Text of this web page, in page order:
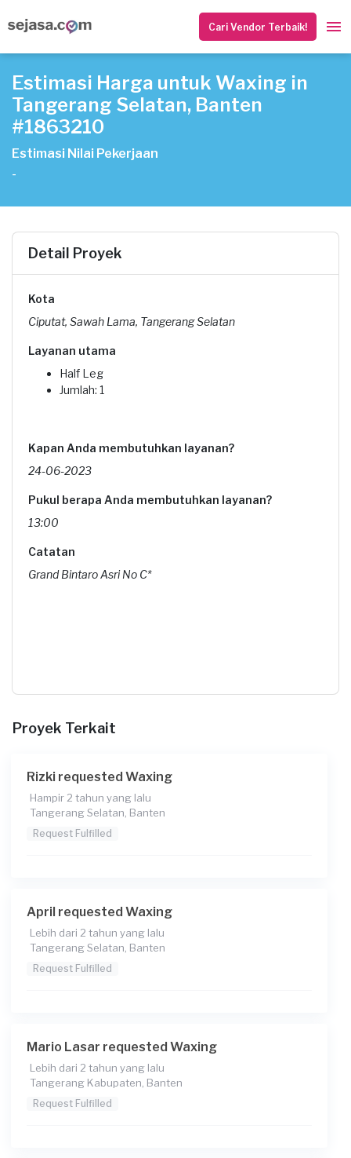
Cari Vendor Terbaik!
Estimasi Harga untuk Waxing in
Tangerang Selatan, Banten
#1863210
Estimasi Nilai Pekerjaan
-
Detail Proyek
Kota
Ciputat, Sawah Lama, Tangerang Selatan
Layanan utama
Half Leg
Jumlah: 1
Kapan Anda membutuhkan layanan?
24-06-2023
Pukul berapa Anda membutuhkan layanan?
13:00
Catatan
Grand Bintaro Asri No C*
Proyek Terkait
Rizki requested Waxing
Hampir 2 tahun yang lalu
Tangerang Selatan, Banten
Request Fulfilled
April requested Waxing
Lebih dari 2 tahun yang lalu
Tangerang Selatan, Banten
Request Fulfilled
Mario Lasar requested Waxing
Lebih dari 2 tahun yang lalu
Tangerang Kabupaten, Banten
Request Fulfilled